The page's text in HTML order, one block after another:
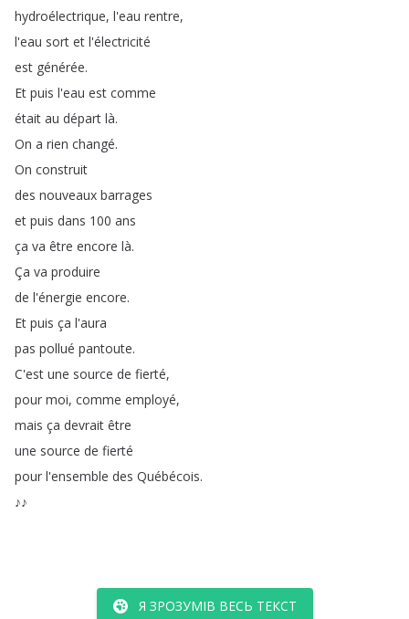
hydroélectrique, l'eau rentre,
l'eau sort et l'électricité
est générée.
Et puis l'eau est comme
était au départ là.
On a rien changé.
On construit
des nouveaux barrages
et puis dans 100 ans
ça va être encore là.
Ça va produire
de l'énergie encore.
Et puis ça l'aura
pas pollué pantoute.
C'est une source de fierté,
pour moi, comme employé,
mais ça devrait être
une source de fierté
pour l'ensemble des Québécois.
♪♪
Я ЗРОЗУМІВ ВЕСЬ ТЕКСТ